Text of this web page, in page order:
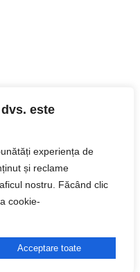
este
experiența de
și reclame
nostru. Făcând clic
cookie-
Acceptare toate